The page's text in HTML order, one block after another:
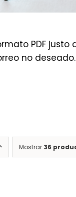
PDF
no deseado.
Mostrar 36